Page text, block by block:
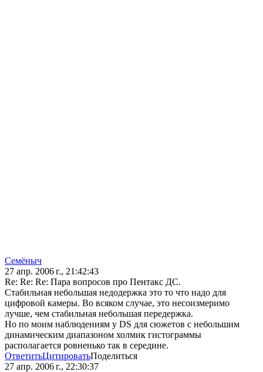
Семёныч
27 апр. 2006 г., 21:42:43
Re: Re: Re: Пара вопросов про Пентакс ДС.
Стабильная небольшая недодержка это то что надо для
цифровой камеры. Во всяком случае, это несоизмеримо
лучше, чем стабильная небольшая передержка.
Но по моим наблюдениям у DS для сюжетов с небольшим
динамическим диапазоном холмик гистограммы
располагается ровненько так в середине.
ОтветитьЦитироватьПоделиться
27 апр. 2006 г., 22:30:37